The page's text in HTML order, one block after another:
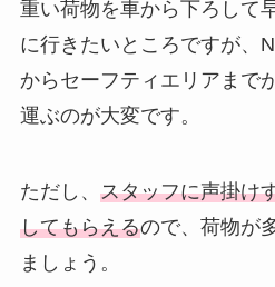
重い荷物を車から下ろして
に行きたいところですが、
からセーフティエリアまで
運ぶのが大変です。
ただし、 スタッフに声掛け
してもらえるので、荷物が
ましょう。